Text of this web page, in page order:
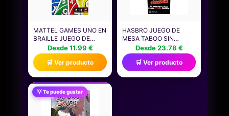
MATTEL GAMES UNO EN
BRAILLE JUEGO DE
CARTAS CON BARAJA
DISEÑADA
ESPECIALMENTE PARA
PERSONAS CIEGAS Y
CON BAJA VISIÓN, APTO
PARA NIÑOS Y NIÑAS, Y
PARA NOCHES DE
JUEGOS EN FAMILIA Y
FIESTAS, JMK87
Desde 11.99 €
🛒 Ver producto
HASBRO JUEGO DE
MESA TABOO SIN
CENSURA SOLO PARA
ADULTOS, MÁS DE 17
AÑOS Y MÁS DE 4
JUGADORES, PARTIDAS
DE 20 MINUTOS,
Desde 23.78 €
🛒 Ver producto
💡 Te puede gustar